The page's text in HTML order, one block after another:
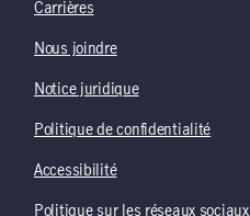
Carrières
Nous joindre
Notice juridique
Politique de confidentialité
Accessibilité
Politique sur les réseaux sociaux